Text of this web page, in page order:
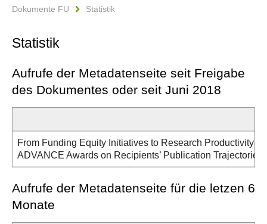
Dokumente FU
Statistik
Statistik
Aufrufe der Metadatenseite seit Freigabe
des Dokumentes oder seit Juni 2018
From Funding Equity Initiatives to Research Productivity:
ADVANCE Awards on Recipients’ Publication Trajectories
Aufrufe der Metadatenseite für die letzen 6
Monate